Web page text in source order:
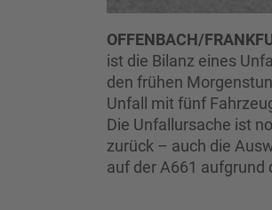
OFFENBACH/
ist die Bilanz eines
den frühen
Unfall mit fünf
Die Unfallursache ist
zurück – auch die
auf der A661 aufgrund